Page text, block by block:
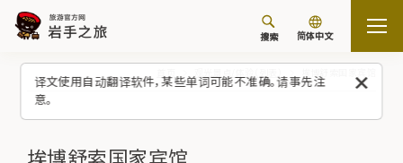
译文使用自动翻译软件，某些单词可能不准确。请事先注
意。
搜索 简体中文
埃博舒索国家宾馆